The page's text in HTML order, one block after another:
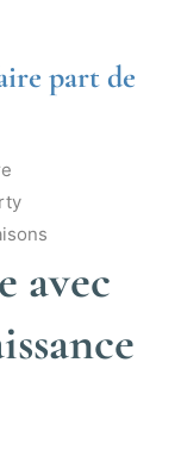
part de
avec